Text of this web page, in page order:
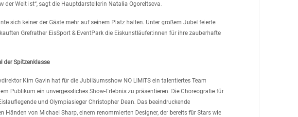
der Welt ist“, sagt die Hauptdarstellerin Natalia Ogoreltseva.
sich keiner der Gäste mehr auf seinem Platz halten. Unter großem Jubel feierte
Grefrather EisSport & EventPark die Eiskunstläufer:innen für ihre zauberhafte
der Spitzenklasse
Kim Gavin hat für die Jubiläumsshow NO LIMITS ein talentiertes Team
Publikum ein unvergessliches Show-Erlebnis zu präsentieren. Die Choreografie für
und Olympiasieger Christopher Dean. Das beeindruckende
Händen von Michael Sharp, einem renommierten Designer, der bereits für Stars wie